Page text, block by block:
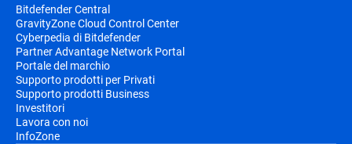
Bitdefender Central
GravityZone Cloud Control Center
Cyberpedia di Bitdefender
Partner Advantage Network Portal
Portale del marchio
Supporto prodotti per Privati
Supporto prodotti Business
Investitori
Lavora con noi
InfoZone